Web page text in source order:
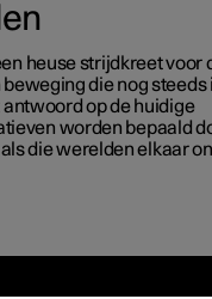
alle
heuse strijdkreet voor
die nog steeds
op de huidige
worden bepaald
die werelden elkaar